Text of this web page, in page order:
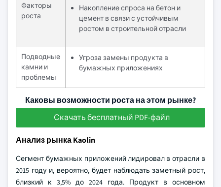
Факторы
роста
Накопление спроса на бетон и
цемент в связи с устойчивым
ростом в строительной отрасли
Подводные
камни и
проблемы
Угроза замены продукта в
бумажных приложениях
Каковы возможности роста на этом рынке?
Скачать бесплатный PDF-файл
Анализ рынка Kaolin
Сегмент бумажных приложений лидировал в отрасли в
2015 году и, вероятно, будет наблюдать заметный рост,
близкий к 3,5% до 2024 года. Продукт в основном